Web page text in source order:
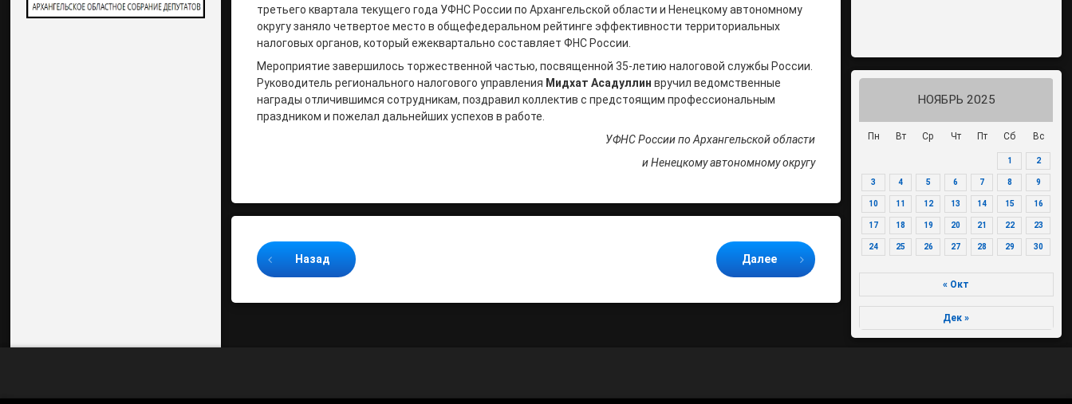
третьего квартала текущего года УФНС России по Архангельской области и Ненецкому автономному
округу заняло четвертое место в общефедеральном рейтинге эффективности территориальных
налоговых органов, который ежеквартально составляет ФНС России.
Мероприятие завершилось торжественной частью, посвященной 35-летию налоговой службы России.
Руководитель регионального налогового управления Мидхат Асадуллин вручил ведомственные
награды отличившимся сотрудникам, поздравил коллектив с предстоящим профессиональным
праздником и пожелал дальнейших успехов в работе.
УФНС России по Архангельской области
и Ненецкому автономному округу
Продолжайте читать
Назад Далее
НОЯБРЬ 2025
Пн Вт Ср Чт Пт Сб Вс
1 2
3 4 5 6 7 8 9
10 11 12 13 14 15 16
17 18 19 20 21 22 23
24 25 26 27 28 29 30
« Окт
Дек »